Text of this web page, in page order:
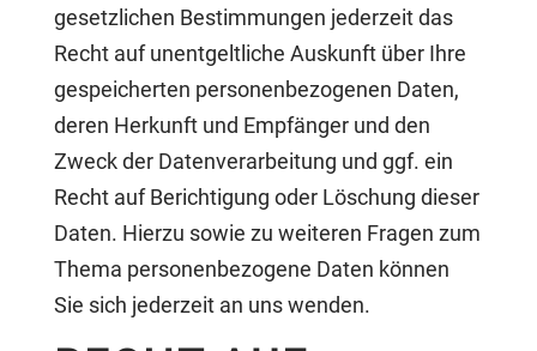
gesetzlichen Bestimmungen jederzeit das
Recht auf unentgeltliche Auskunft über Ihre
gespeicherten personenbezogenen Daten,
deren Herkunft und Empfänger und den
Zweck der Datenverarbeitung und ggf. ein
Recht auf Berichtigung oder Löschung dieser
Daten. Hierzu sowie zu weiteren Fragen zum
Thema personenbezogene Daten können
Sie sich jederzeit an uns wenden.